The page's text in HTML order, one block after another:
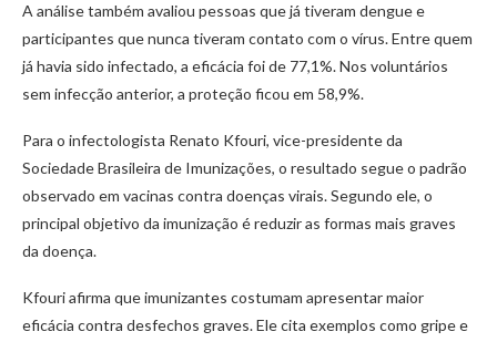
A análise também avaliou pessoas que já tiveram dengue e
participantes que nunca tiveram contato com o vírus. Entre quem
já havia sido infectado, a eficácia foi de 77,1%. Nos voluntários
sem infecção anterior, a proteção ficou em 58,9%.
Para o infectologista Renato Kfouri, vice-presidente da
Sociedade Brasileira de Imunizações, o resultado segue o padrão
observado em vacinas contra doenças virais. Segundo ele, o
principal objetivo da imunização é reduzir as formas mais graves
da doença.
Kfouri afirma que imunizantes costumam apresentar maior
eficácia contra desfechos graves. Ele cita exemplos como gripe e